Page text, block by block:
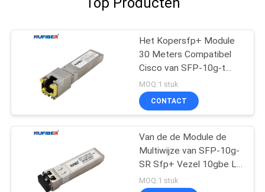
Het Kopersfp+ Module
30 Meters Compatibel
Cisco van SFP-10g-t
10G
MOQ:1 stuk
CONTACT
Van de de Module de
Multiwijze van SFP-10g-
SR Sfp+ Vezel 10gbe Lc
300m 850nm
MOQ:1 stuk